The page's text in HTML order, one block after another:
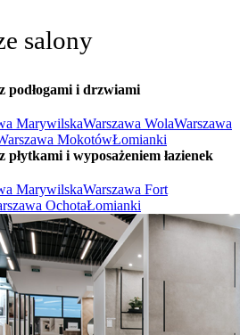
salony
podłogami i drzwiami
MarywilskaWarszawa WolaWarszawa
MokotówŁomianki
płytkami i wyposażeniem łazienek
MarywilskaWarszawa Fort
OchotaŁomianki